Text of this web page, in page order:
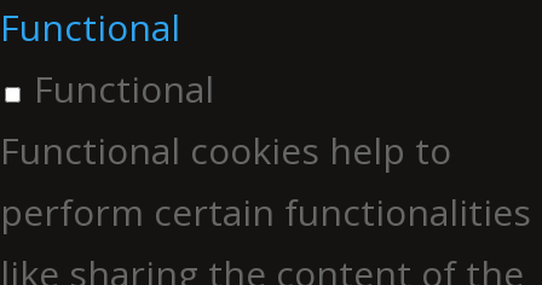
Functional
Functional
Functional cookies help to
perform certain functionalities
like sharing the content of the